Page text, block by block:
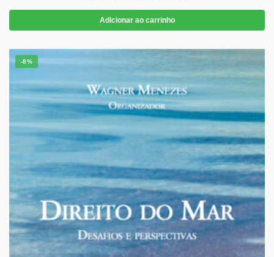
preço
original
era:
R$198,61.
preço
atual
é:
R$182,72.
Adicionar ao carrinho
-8%